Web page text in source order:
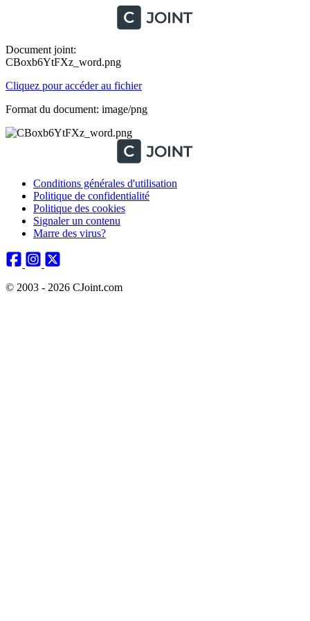
Document joint:
CBoxb6YtFXz_word.png
Cliquez pour accéder au fichier
Format du document: image/png
Conditions générales d'utilisation
Politique de confidentialité
Politique des cookies
Signaler un contenu
Marre des virus?
© 2003 - 2026 CJoint.com